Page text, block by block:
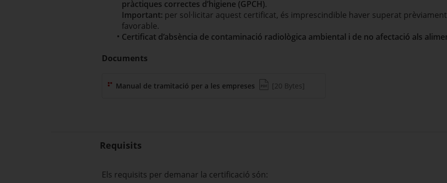
pràctiques correctes d’higiene (GPCH).
Important: per sol·licitar aquest certificat, és imprescindible haver superat
favorable.
Certificat d’absència de contaminació radiològica ambiental i de no afectació als
Documents
Manual de tramitació per a les empreses (Tipus de fitxer pdf)
(Pes del fitxer)
[20 Bytes]
Requisits
Els requisits per demanar la certificació són: